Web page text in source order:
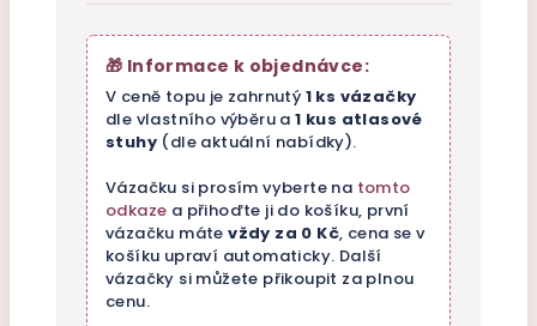
🎁 Informace k objednávce:
V ceně topu je zahrnutý 1 ks vázačky
dle vlastního výběru a1 kus atlasové
stuhy (dle aktuální nabídky).
Vázačku si prosím vyberte na tomto
odkaze a přihoďte ji do košíku, první
vázačku mátevždy za 0 Kč, cena se v
košíku upraví automaticky. Další
vázačky si můžete přikoupit za plnou
cenu.